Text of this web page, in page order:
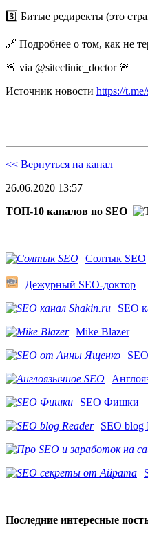
3️⃣ Битые редиректы (это
🔗 Подробнее о том, как не
🚨 via @siteclinic_doctor 🚨
Источник новости https://
<< Вернуться на канал
26.06.2020 13:57
ТОП-10 каналов по SEO
Солтык SEO
Дежурный SEO-доктор
SEO
Mike Blazer
SEO Фишки
SEO blog
Последние интересные